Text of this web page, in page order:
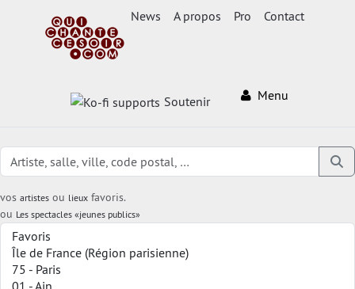
News A propos Pro Contact
Soutenir Menu
vos artistes ou lieux favoris.
ou Les spectacles «jeunes publics»